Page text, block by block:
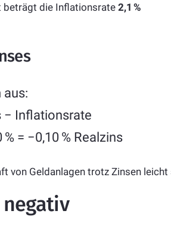
beträgt die Inflationsrate 2,1 %
aus:
− Inflationsrate
= −0,10 % Realzins
von Geldanlagen trotz Zinsen